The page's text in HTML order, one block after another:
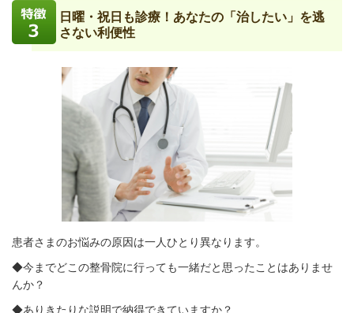
日曜・祝日も診療！あなたの「治したい」を逃
さない利便性
患者さまのお悩みの原因は一人ひとり異なります。
◆今までどこの整骨院に行っても一緒だと思ったことはありませ
んか？
◆ありきたりな説明で納得できていますか？